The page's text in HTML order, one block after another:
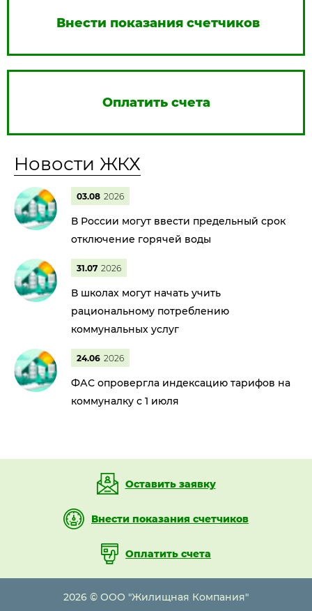
Внести показания счетчиков
Оплатить счета
Новости ЖКХ
03.08 2026
В России могут ввести предельный срок
отключение горячей воды
31.07 2026
В школах могут начать учить
рациональному потреблению
коммунальных услуг
24.06 2026
ФАС опровергла индексацию тарифов на
коммуналку с 1 июля
Оставить заявку
Внести показания счетчиков
Оплатить счета
2026 © ООО "Жилищная Компания"